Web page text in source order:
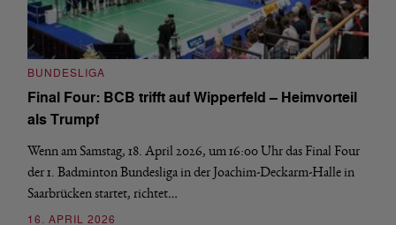
BUNDESLIGA
Final Four: BCB trifft auf Wipperfeld – Heimvorteil
als Trumpf
Wenn am Samstag, 18. April 2026, um 16:00 Uhr das Final Four
der 1. Badminton Bundesliga in der Joachim-Deckarm-Halle in
Saarbrücken startet, richtet…
16. APRIL 2026